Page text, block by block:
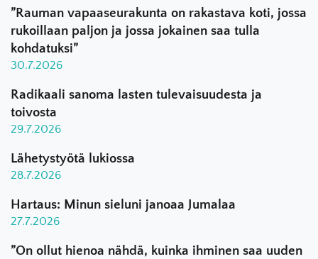
”Rauman vapaaseurakunta on rakastava koti, jossa
rukoillaan paljon ja jossa jokainen saa tulla
kohdatuksi”
30.7.2026
Radikaali sanoma lasten tulevaisuudesta ja
toivosta
29.7.2026
Lähetystyötä lukiossa
28.7.2026
Hartaus: Minun sieluni janoaa Jumalaa
27.7.2026
”On ollut hienoa nähdä, kuinka ihminen saa uuden